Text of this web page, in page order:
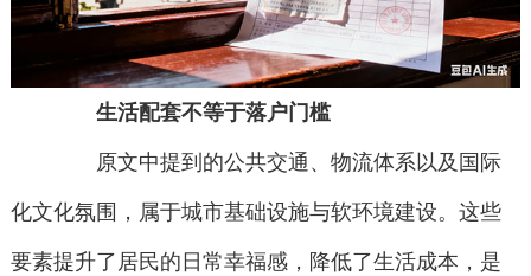
生活配套不等于落户门槛
原文中提到的公共交通、物流体系以及国际
化文化氛围，属于城市基础设施与软环境建设。这些
要素提升了居民的日常幸福感，降低了生活成本，是